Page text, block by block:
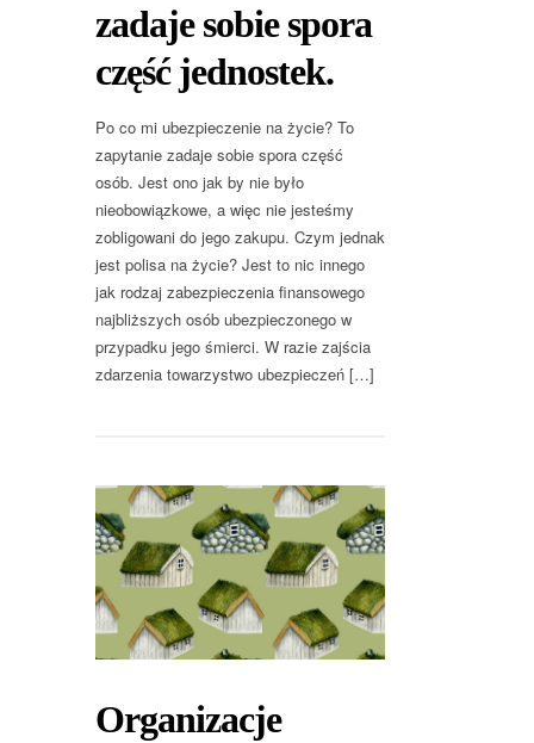
zadaje sobie spora
część jednostek.
Po co mi ubezpieczenie na życie? To
zapytanie zadaje sobie spora część
osób. Jest ono jak by nie było
nieobowiązkowe, a więc nie jesteśmy
zobligowani do jego zakupu. Czym jednak
jest polisa na życie? Jest to nic innego
jak rodzaj zabezpieczenia finansowego
najbliższych osób ubezpieczonego w
przypadku jego śmierci. W razie zajścia
zdarzenia towarzystwo ubezpieczeń […]
Organizacje